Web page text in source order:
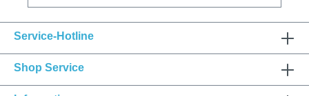
Service-Hotline
Shop Service